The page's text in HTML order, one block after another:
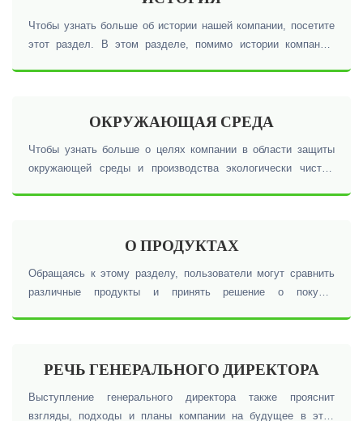
Чтобы узнать больше об истории нашей компании, посетите
этот раздел. В этом разделе, помимо истории компании,
ОКРУЖАЮЩАЯ СРЕДА
Чтобы узнать больше о целях компании в области защиты
окружающей среды и производства экологически чистых
О ПРОДУКТАХ
Обращаясь к этому разделу, пользователи могут сравнить
различные продукты и принять решение о покупке
РЕЧЬ ГЕНЕРАЛЬНОГО ДИРЕКТОРА
Выступление генерального директора также прояснит
взгляды, подходы и планы компании на будущее в этой